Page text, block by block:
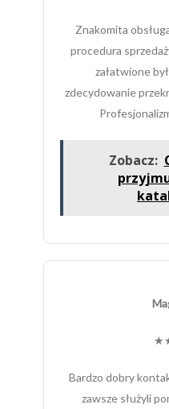
Znakomita
procedura
załatwione
zdecydowanie
Zobacz:
Bardzo dobry
zawsze służyli